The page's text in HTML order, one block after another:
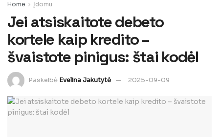
Home Įdomu
Jei atsiskaitote debeto
kortele kaip kredito –
švaistote pinigus: štai kodėl
Paskelbė Evelina Jakutytė 2025-09-09